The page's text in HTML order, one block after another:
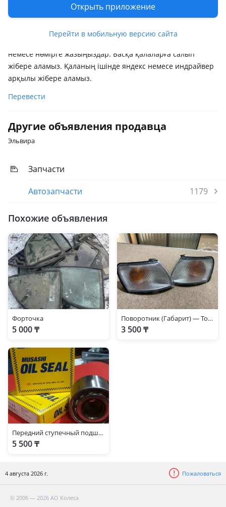
Открыть приложение
Перейти в мобильную версию сайта
Екі жағы да бар L/R
Жақсы сапа (дубликат)
Бағасы тек бір бетіне көрсетілген.
немесе нөмірге жазыңыздар. Басқа қалаларға салып
жібере аламыз. Қаланың ішінде яндекс немесе индрайвер
арқылы жібере аламыз.
Перевести
Другие объявления продавца
Эльвира
Запчасти
Автозапчасти
1179
Похожие объявления
Форточка
5 000 ₸
Поворотник (Габарит) — Toyota Carina E 1992-1998
3 500 ₸
Передний ступечный подшипник карина е 90369-38003.
5 500 ₸
4 августа 2026 г. Пожаловаться
© 2006 — 2026 АО Колеса